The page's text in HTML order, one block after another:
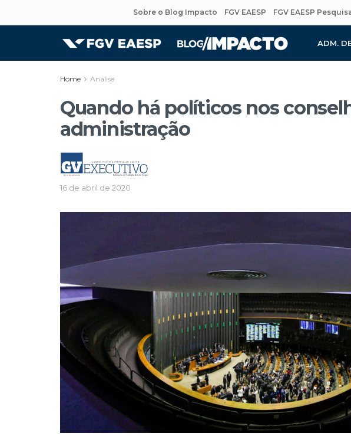
Sobre o Blog Impacto FGV EAESP FGV EAESP
ADM.
Home Análise
Quando há políticos nos
administração
16 de abril de 2020